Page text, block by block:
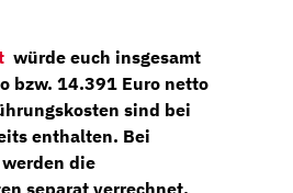
würde euch insgesamt
bzw. 14.391 Euro netto
sind bei
enthalten. Bei
die